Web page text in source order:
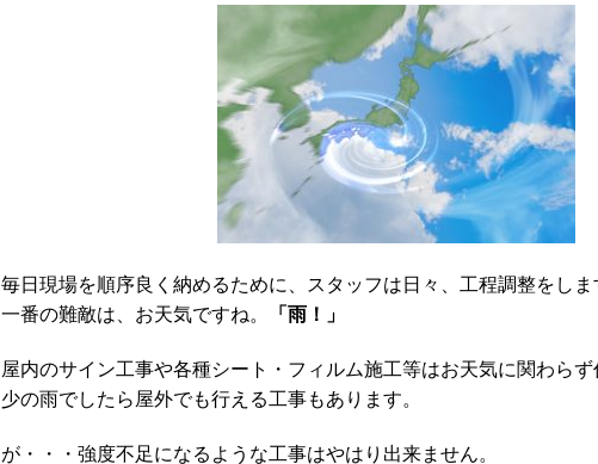
毎日現場を順序良く納めるために、スタッフは日々、工程調整をしま
一番の難敵は、お天気ですね。
「雨！」
屋内のサイン工事や各種シート・フィルム施工等はお天気に関わら
少の雨でしたら屋外でも行える工事もあります。
が・・・強度不足になるような工事はやはり出来ません。